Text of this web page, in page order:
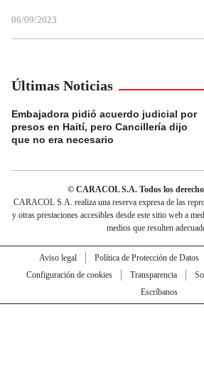
06/09/2023
Últimas Noticias
Embajadora pidió acuerdo judicial por
presos en Haití, pero Cancillería dijo
que no era necesario
© CARACOL S.A. Todos los
CARACOL S.A. realiza una reserva expresa de las
y otras prestaciones accesibles desde este sitio web a
medios que resulten
Aviso legal Política de Protección de Datos
Configuración de cookies
Transparencia
Escríbanos